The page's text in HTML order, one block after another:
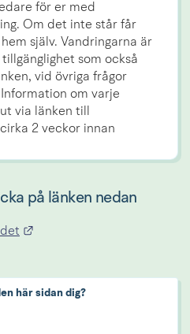
för er med
Om det inte står får
själv. Vandringarna är
som också
vid övriga frågor
om varje
via länken till
2 veckor innan
på länken nedan
här sidan dig?